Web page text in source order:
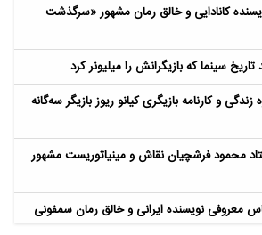
کانادایی و خالق رمان مشهور «سرگذشت
زندگی و کارنامه بازیگری کیانو ریوز بازیگر سه‌گانه
محمود فرشچیان نقاش و مینیاتوریست مشهور
معروفی نویسنده ایرانی و خالق رمان سمفونی